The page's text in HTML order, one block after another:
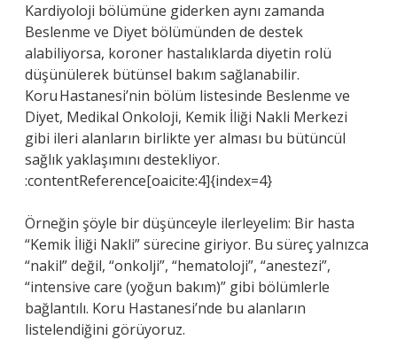
Kardiyoloji bölümüne giderken aynı zamanda
Beslenme ve Diyet bölümünden de destek
alabiliyorsa, koroner hastalıklarda diyetin rolü
düşünülerek bütünsel bakım sağlanabilir.
Koru Hastanesi’nin bölüm listesinde Beslenme ve
Diyet, Medikal Onkoloji, Kemik İliği Nakli Merkezi
gibi ileri alanların birlikte yer alması bu bütüncül
sağlık yaklaşımını destekliyor.
:contentReference[oaicite:4]{index=4}
Örneğin şöyle bir düşünceyle ilerleyelim: Bir hasta
“Kemik İliği Nakli” sürecine giriyor. Bu süreç yalnızca
“nakil” değil, “onkolji”, “hematoloji”, “anestezi”,
“intensive care (yoğun bakım)” gibi bölümlerle
bağlantılı. Koru Hastanesi’nde bu alanların
listelendiğini görüyoruz.